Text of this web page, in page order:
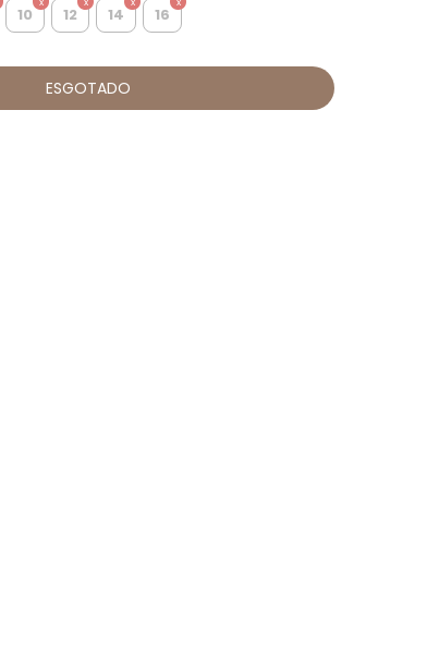
10 12 14 16